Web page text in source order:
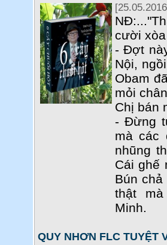
cười
- Đợt
Nội,
Obam
mỏi
Chị bán
- Đừng
mà các
nhũng
Cái ghế
Bún
thật
Minh.
QUY NHƠN FLC TUYỆT